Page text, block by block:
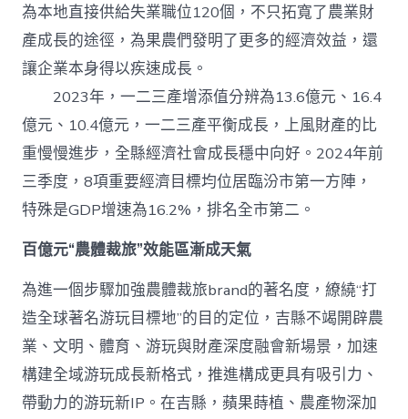
為本地直接供給失業職位120個，不只拓寬了農業財
產成長的途徑，為果農們發明了更多的經濟效益，還
讓企業本身得以疾速成長。
2023年，一二三產增添值分辨為13.6億元、16.4
億元、10.4億元，一二三產平衡成長，上風財產的比
重慢慢進步，全縣經濟社會成長穩中向好。2024年前
三季度，8項重要經濟目標均位居臨汾市第一方陣，
特殊是GDP增速為16.2%，排名全市第二。
百億元“農體裁旅”效能區漸成天氣
為進一個步驟加強農體裁旅brand的著名度，繚繞“打
造全球著名游玩目標地”的目的定位，吉縣不竭開辟農
業、文明、體育、游玩與財產深度融會新場景，加速
構建全域游玩成長新格式，推進構成更具有吸引力、
帶動力的游玩新IP。在吉縣，蘋果蒔植、農產物深加